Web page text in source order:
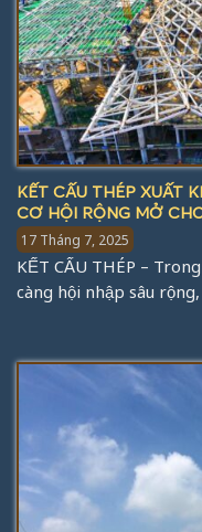
KẾT CẤU THÉP XUẤT
CƠ HỘI RỘNG MỞ
17 Tháng 7, 2025
KẾT CẤU THÉP –
càng hội nhập sâu rộng,